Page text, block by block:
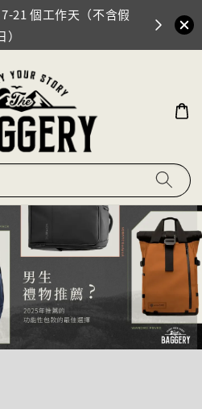
21 個工作天（不含假
）
門市地